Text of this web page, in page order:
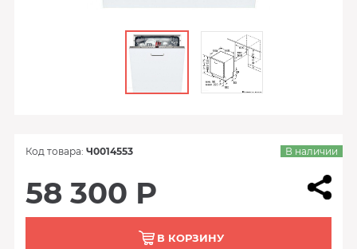
Код товара: Ч0014553 В наличии
58 300 Р
В КОРЗИНУ